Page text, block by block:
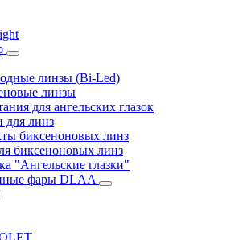
линзы (Bi-Led)
линзы
для ангельских глазок
для линз
биксеноновых линз
биксеноновых линз
"Ангельские глазки"
фары DLAA